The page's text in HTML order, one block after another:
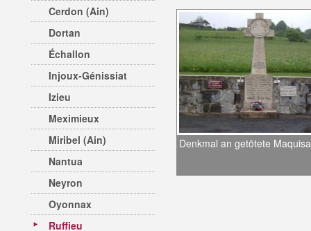
Cerdon (Ain)
Dortan
Échallon
Injoux-Génissiat
Izieu
Meximieux
Miribel (Ain)
Nantua
Neyron
Oyonnax
Ruffieu
Denkmal an getötete